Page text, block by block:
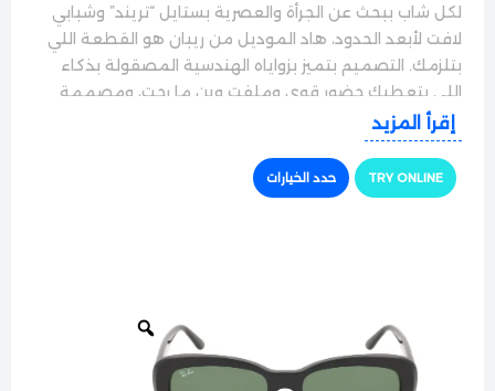
لكل شاب ببحث عن الجرأة والعصرية بستايل “تريند” وشبابي
لافت لأبعد الحدود، هاد الموديل من ريبان هو القطعة اللي
بتلزمك. التصميم بتميز بزواياه الهندسية المصقولة بذكاء
اللي بتعطيك حضور قوي وملفت وين ما رحت، ومصممة
خصيصاً لتناسب مشاويرك اليومية، جمعاتك، وسواقتك بطلة
مليانة ثقة.
الجودة والراحة
فترة اللبس.
حماية وأداء ممتاز
إقرأ المزيد
TRY ONLINE حدد الخيارات